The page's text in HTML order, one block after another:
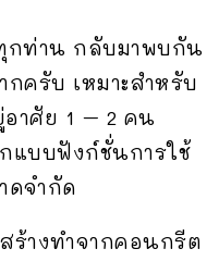
กท่าน กลับมาพบกัน
ครับ เหมาะสำหรับ
าศัย 1 – 2 คน
แบบฟังก์ชั่นการใช้
ดจำกัด
ร้างทำจากคอนกรีต